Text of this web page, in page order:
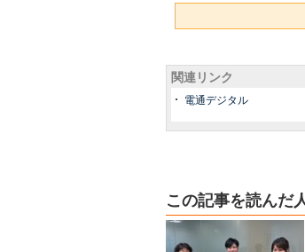
関連リンク
電通デジタル
この記事を読んだ